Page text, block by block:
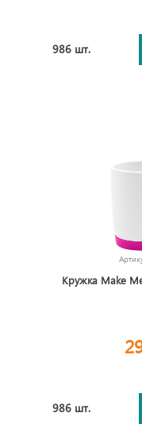
986 шт.
Кружка Make
986 шт.